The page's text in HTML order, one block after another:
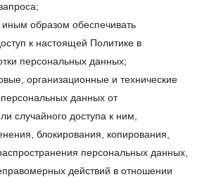
иным образом обеспечивать
к настоящей Политике в
персональных данных;
организационные и технические
данных от
случайного доступа к ним,
блокирования, копирования,
персональных данных,
действий в отношении